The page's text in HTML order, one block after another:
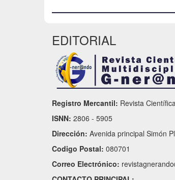
EDITORIAL
Registro Mercantil: Revista
ISNN: 2806 - 5905
Dirección: Avenida principal Simón
Codigo Postal: 080701
Correo Electrónico: